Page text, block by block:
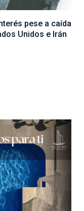
pese a caída
Unidos e Irán